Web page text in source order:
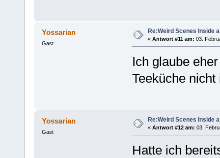
Yossarian
Gast
Re:Weird Scenes Inside
« Antwort #11 am: 03.
Ich glaube
Teeküche
Yossarian
Gast
Re:Weird Scenes Inside
« Antwort #12 am: 03.
Hatte ich